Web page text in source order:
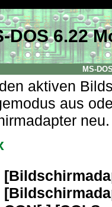
DOS 6.22
MS-
aktiven
aus
neu.